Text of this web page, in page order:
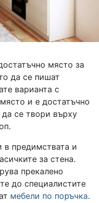
място за
да се пишат
варианта с
и е достатъчно
се твори върху
в предимствата и
за стена.
прекалено
до специалистите
мебели по поръчка.